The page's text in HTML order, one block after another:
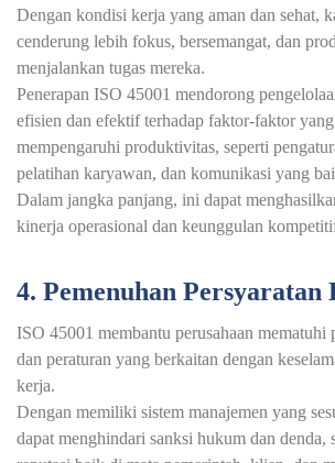
Dengan kondisi kerja yang aman dan sehat,
cenderung lebih fokus, bersemangat, dan
menjalankan tugas mereka.
Penerapan ISO 45001 mendorong
efisien dan efektif terhadap faktor-faktor
mempengaruhi produktivitas, seperti
pelatihan karyawan, dan komunikasi yang
Dalam jangka panjang, ini dapat
kinerja operasional dan keunggulan
4. Pemenuhan Persyaratan
ISO 45001 membantu perusahaan mematuhi
dan peraturan yang berkaitan dengan
kerja.
Dengan memiliki sistem manajemen yang
dapat menghindari sanksi hukum dan denda,